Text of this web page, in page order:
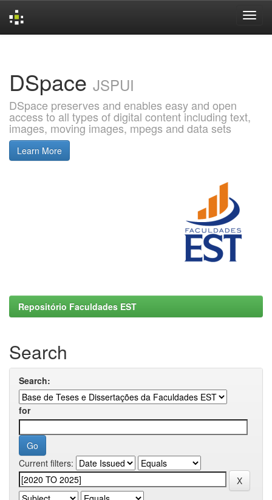
DSpace JSPUI
DSpace preserves and enables easy and open
access to all types of digital content including text,
images, moving images, mpegs and data sets
Learn More
Repositório Faculdades EST
Search
Search:
for
Current filters: